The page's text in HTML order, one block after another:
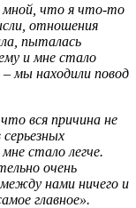
мной, что я что-то
отношения
пыталась
и мне стало
– мы находили повод
что вся причина не
стало легче.
очень
нами ничего и
главное».